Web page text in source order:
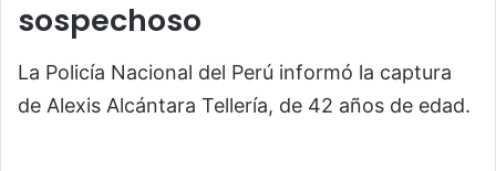
sospechoso
La Policía Nacional del Perú informó la captura
de Alexis Alcántara Tellería, de 42 años de edad.